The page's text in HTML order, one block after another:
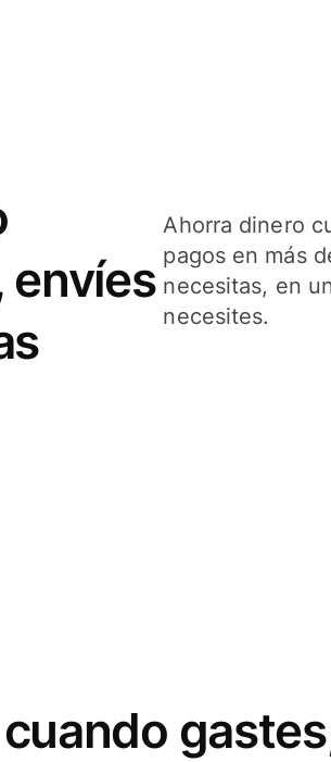
envíes
Ahorra dinero
pagos en más
necesitas, en
necesites.